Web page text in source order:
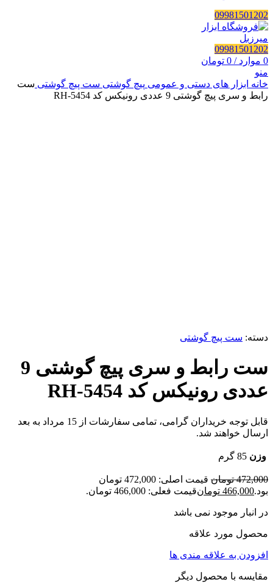
09981501202
09981501202
0 موارد /
0 تومان
منو
خانه ابزار های دستی و عمومی پیچ گوشتی ست پیچ گوشتی ست
رابط و سری پیچ گوشتی 9 عددی رونیکس کد RH-5454
دسته: ست پیچ گوشتی
ست رابط و سری پیچ گوشتی 9
عددی رونیکس کد RH-5454
قابل توجه خریداران گرامی، تمامی سفارشات از 15 مرداد به بعد
ارسال خواهند شد.
وزن 85 گرم
472,000 تومان
قیمت اصلی: 472,000 تومان
بود.466,000 تومانقیمت فعلی: 466,000 تومان.
در انبار موجود نمی باشد
محصول مورد علاقه
افزودن به علاقه مندی ها
مقایسه با محصول دیگر